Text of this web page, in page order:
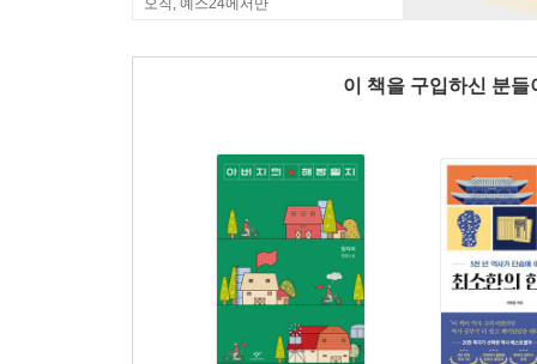
오직, 예스24에서만
이 책을 구입하신 분